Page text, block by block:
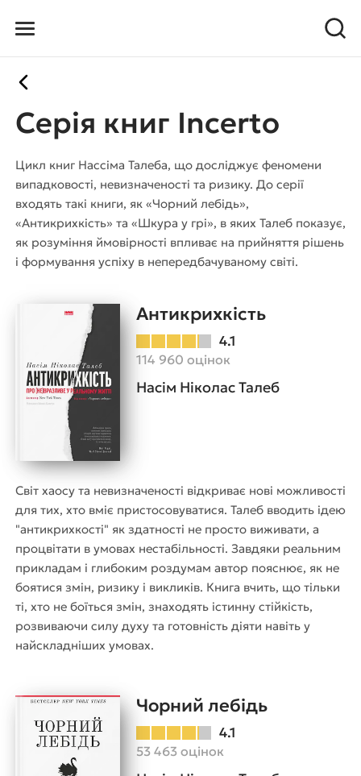
Серія книг Incerto
Цикл книг Нассіма Талеба, що досліджує феномени
випадковості, невизначеності та ризику. До серії
входять такі книги, як «Чорний лебідь»,
«Антикрихкість» та «Шкура у грі», в яких Талеб показує,
як розуміння ймовірності впливає на прийняття рішень
і формування успіху в непередбачуваному світі.
Антикрихкість
4.1
114 960 оцінок
Насім Ніколас Талеб
Світ хаосу та невизначеності відкриває нові можливості
для тих, хто вміє пристосовуватися. Талеб вводить ідею
"антикрихкості" як здатності не просто виживати, а
процвітати в умовах нестабільності. Завдяки реальним
прикладам і глибоким роздумам автор пояснює, як не
боятися змін, ризику і викликів. Книга вчить, що тільки
ті, хто не боїться змін, знаходять істинну стійкість,
розвиваючи силу духу та готовність діяти навіть у
найскладніших умовах.
Чорний лебідь
4.1
53 463 оцінок